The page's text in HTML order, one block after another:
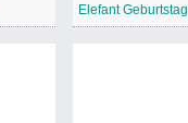
Elefant Geburtstag